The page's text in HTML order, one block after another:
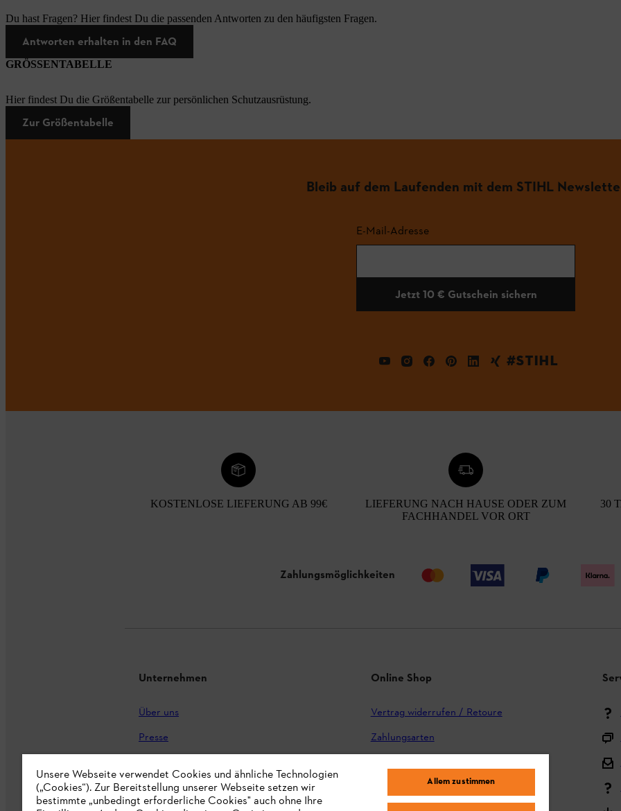
Du hast Fragen? Hier findest Du die passenden Antworten zu den häufigsten Fragen.
Antworten erhalten in den FAQ
GRÖSSENTABELLE
Hier findest Du die Größentabelle zur persönlichen Schutzausrüstung.
Zur Größentabelle
Bleib auf dem Laufenden mit dem STIHL
E-Mail-Adresse
Jetzt 10 € Gutschein sichern
#STIHL
KOSTENLOSE LIEFERUNG AB 99€
LIEFERUNG NACH HAUSE ODER ZUM
FACHHANDEL VOR ORT
30
Zahlungsmöglichkeiten
Unternehmen
Über uns
Presse
STIHL Markenshop
Online Shop
Vertrag widerrufen / Retoure
Zahlungsarten
Reklamation und Garantie
Unsere Webseite verwendet Cookies und ähnliche Technologien
(„Cookies“). Zur Bereitstellung unserer Webseite setzen wir
bestimmte „unbedingt erforderliche Cookies" auch ohne Ihre
Allem zustimmen